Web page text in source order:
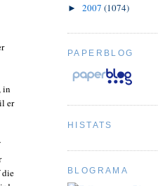
in
er
die
► 2007 (1074)
PAPERBLOG
HISTATS
BLOGRAMA